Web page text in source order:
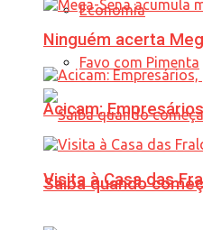
Economia
Favo com Pimenta
Saiba quando
Ninguém acerta
Acicam:
Visita à Casa das